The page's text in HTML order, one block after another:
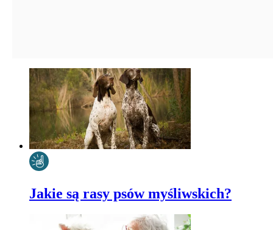
Jakie są rasy psów myśliwskich?